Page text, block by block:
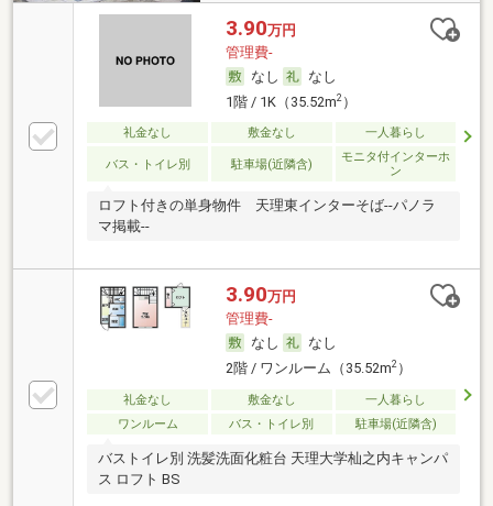
3.90万円
管理費-
なし
なし
1階 / 1K（35.52m2）
礼金なし 敷金なし 一人暮らし
バス・トイレ別 駐車場(近隣含)
モニタ付インターホ
ン
ロフト付きの単身物件 天理東インターそば--パノラ
マ掲載--
3.90万円
管理費-
なし
なし
2階 / ワンルーム（35.52m2）
礼金なし 敷金なし
一人暮らし
ワンルーム
バス・トイレ別 駐車場(近隣含)
バストイレ別 洗髪洗面化粧台 天理大学杣之内キャンパ
ス ロフト BS